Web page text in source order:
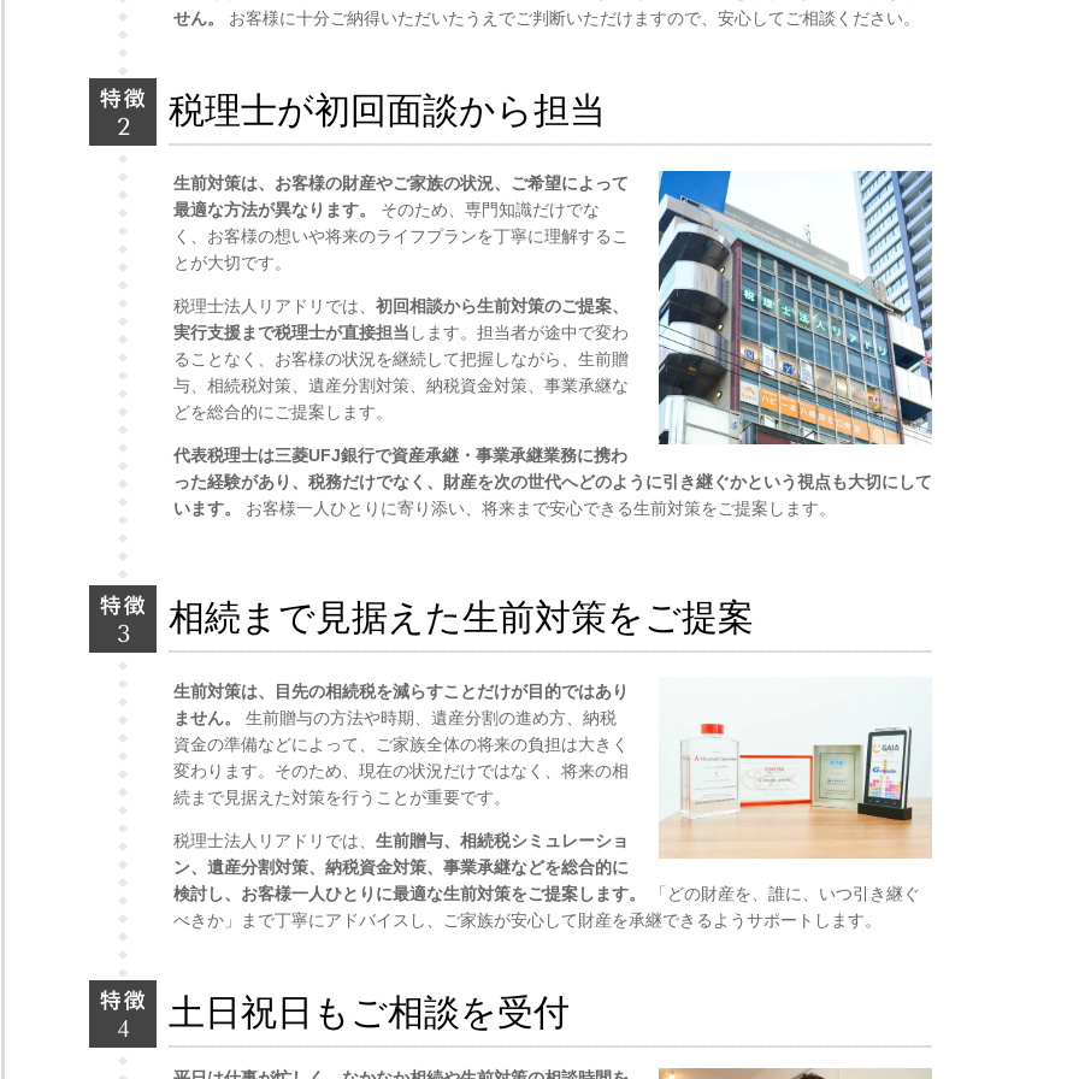
せん。
お客様に十分ご納得いただいたうえでご判断いただけますので、安心してご相談ください。
税理士が初回面談から担当
生前対策は、お客様の財産やご家族の状況、ご希望によって
最適な方法が異なります。
そのため、専門知識だけでな
く、お客様の想いや将来のライフプランを丁寧に理解するこ
とが大切です。
税理士法人リアドリでは、 初回相談から生前対策のご提案、
実行支援まで税理士が直接担当 します。担当者が途中で変わ
ることなく、お客様の状況を継続して把握しながら、生前贈
与、相続税対策、遺産分割対策、納税資金対策、事業承継な
どを総合的にご提案します。
代表税理士は三菱UFJ銀行で資産承継・事業承継業務に携わ
った経験があり、税務だけでなく、財産を次の世代へどのように引き継ぐかという視点も大切にして
います。
お客様一人ひとりに寄り添い、将来まで安心できる生前対策をご提案します。
相続まで見据えた生前対策をご提案
生前対策は、目先の相続税を減らすことだけが目的ではあり
ません。
生前贈与の方法や時期、遺産分割の進め方、納税
資金の準備などによって、ご家族全体の将来の負担は大きく
変わります。そのため、現在の状況だけではなく、将来の相
続まで見据えた対策を行うことが重要です。
税理士法人リアドリでは、 生前贈与、相続税シミュレーショ
ン、遺産分割対策、納税資金対策、事業承継などを総合的に
検討し、お客様一人ひとりに最適な生前対策をご提案します。
「どの財産を、誰に、いつ引き継ぐ
べきか」まで丁寧にアドバイスし、ご家族が安心して財産を承継できるようサポートします。
土日祝日もご相談を受付